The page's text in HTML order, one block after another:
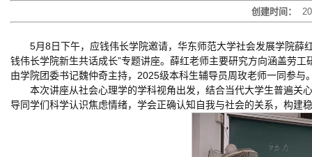
创建时间：
5月8日下午，应钱伟长学院邀请，华东师范大学社会发展学院
钱伟长学院新生共话成长”专题讲座。薛红老师主要研究方向涵盖劳
由学院团委书记魏仲奇主持，2025级本科生辅导员周玫老师一同参与
本次讲座从社会心理学的学科视角出发，结合当代大学生普遍关
导同学们科学认识焦虑情绪，学会正确认知自我与社会的关系，构建